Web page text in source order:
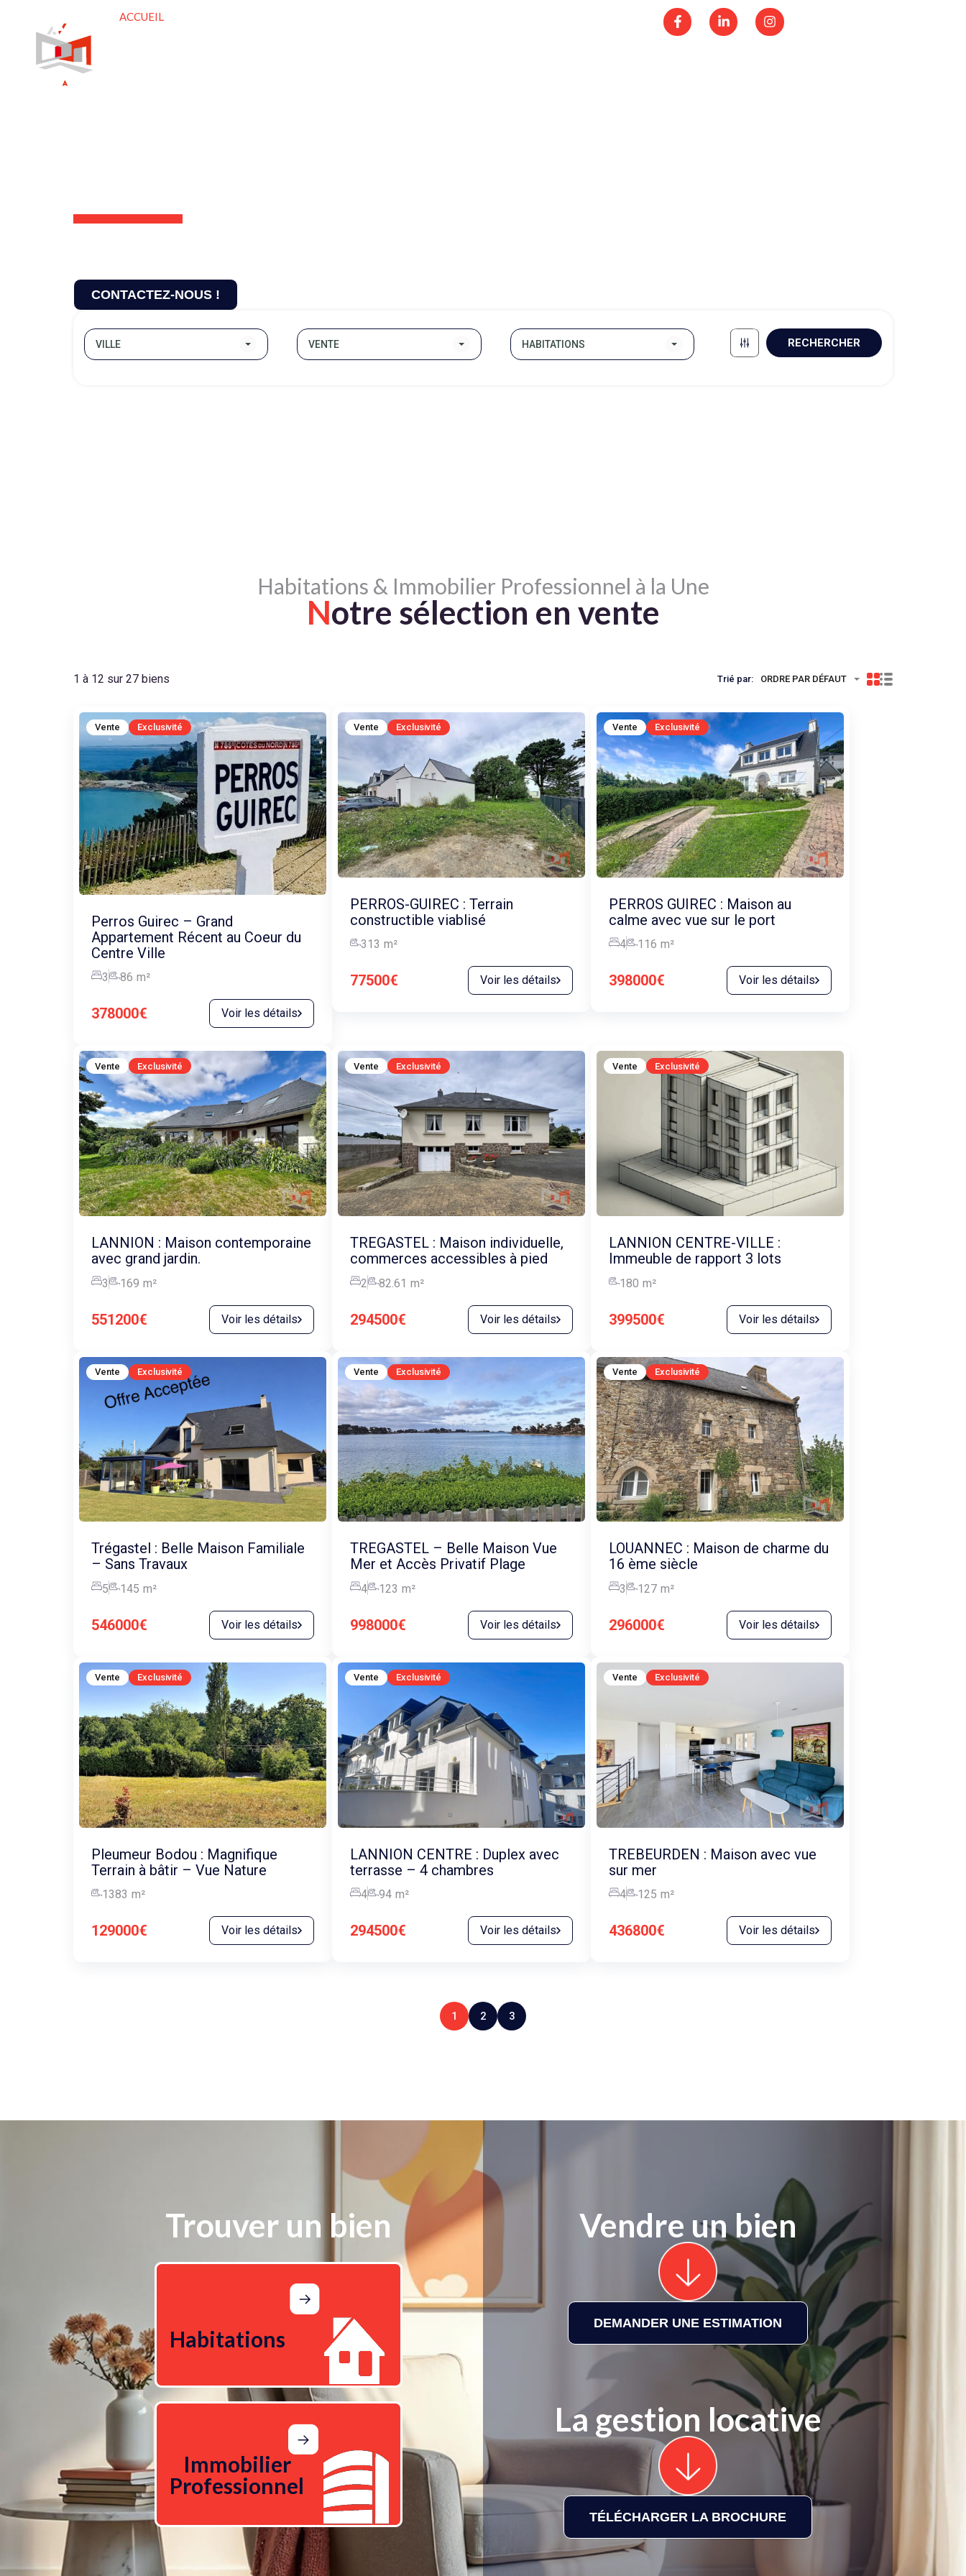
ACCUEIL
CONTACTEZ-NOUS !
VILLE VENTE HABITATIONS RECHERCHER
Habitations & Immobilier Professionnel à la Une
Notre sélection en vente
1 à 12 sur 27 biens Trié par: ORDRE PAR DÉFAUT
Vente Exclusivité
Perros Guirec – Grand
Appartement Récent au Coeur du
Centre Ville
3 86 m²
378000€ Voir les détails
Vente Exclusivité
PERROS-GUIREC : Terrain
constructible viablisé
313 m²
77500€ Voir les détails
Vente Exclusivité
PERROS GUIREC : Maison au
calme avec vue sur le port
4 116 m²
398000€ Voir les détails
Vente Exclusivité
LANNION : Maison contemporaine
avec grand jardin.
3 169 m²
551200€ Voir les détails
Vente Exclusivité
TREGASTEL : Maison individuelle,
commerces accessibles à pied
2 82.61 m²
294500€ Voir les détails
Vente Exclusivité
LANNION CENTRE-VILLE :
Immeuble de rapport 3 lots
180 m²
399500€ Voir les détails
Vente Exclusivité
Trégastel : Belle Maison Familiale
– Sans Travaux
5 145 m²
546000€ Voir les détails
Vente Exclusivité
TREGASTEL – Belle Maison Vue
Mer et Accès Privatif Plage
4 123 m²
998000€ Voir les détails
Vente Exclusivité
LOUANNEC : Maison de charme du
16 ème siècle
3 127 m²
296000€ Voir les détails
Vente Exclusivité
Pleumeur Bodou : Magnifique
Terrain à bâtir – Vue Nature
1383 m²
129000€ Voir les détails
Vente Exclusivité
LANNION CENTRE : Duplex avec
terrasse – 4 chambres
4 94 m²
294500€ Voir les détails
Vente Exclusivité
TREBEURDEN : Maison avec vue
sur mer
4 125 m²
436800€ Voir les détails
1 2 3
Trouver un bien
Habitations
Immobilier
Professionnel
Vendre un bien
DEMANDER UNE ESTIMATION
La gestion locative
TÉLÉCHARGER LA BROCHURE